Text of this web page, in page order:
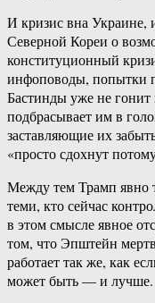
И кризис вна Украине,
Северной Кореи о
конституционный
инфоповоды, попытки
Бастинды уже не гонит
подбрасывает им в
заставляющие их
«просто сдохнут
Между тем Трамп явно
теми, кто сейчас
в этом смысле явное
том, что Эпштейн
работает так же, как
может быть — и лучше.